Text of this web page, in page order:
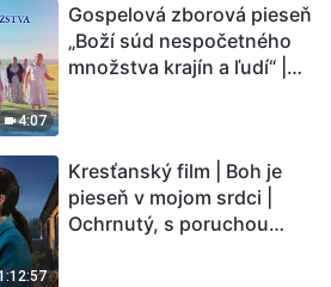
Ľudstvu sa začína
odpočítavať čas. Našli ste
spôsob, ako prežiť?
4:07
Gospelová zborová pieseň
„Boží súd nespočetného
množstva krajín a ľudí“ |
Kresťanský film | Boh je
pieseň v mojom srdci |
Ochrnutý, s poruchou